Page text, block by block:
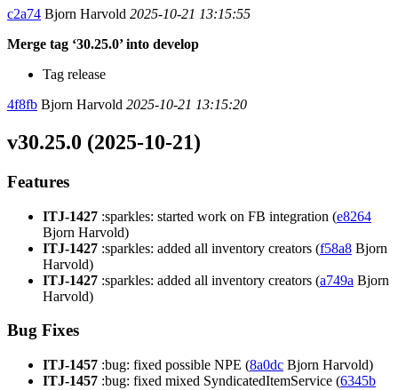
c2a74 Bjorn Harvold 2025-10-21 13:15:55
Merge tag ‘30.25.0’ into develop
Tag release
4f8fb Bjorn Harvold 2025-10-21 13:15:20
v30.25.0 (2025-10-21)
Features
ITJ-1427 :sparkles: started work on FB integration (e8264
Bjorn Harvold)
ITJ-1427 :sparkles: added all inventory creators (f58a8 Bjorn
Harvold)
ITJ-1427 :sparkles: added all inventory creators (a749a Bjorn
Harvold)
Bug Fixes
ITJ-1457 :bug: fixed possible NPE (8a0dc Bjorn Harvold)
ITJ-1457 :bug: fixed mixed SyndicatedItemService (6345b